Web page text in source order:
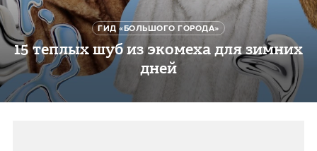
ГИД «БОЛЬШОГО ГОРОДА»
15 теплых шуб из экомеха для зимних
дней